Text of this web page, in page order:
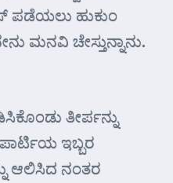
ಪಡೆಯಲು ಹುಕುಂ
ಮನವಿ ಚೇಸ್ತುನ್ನಾನು.
ತೀರ್ಪನ್ನು
ಇಬ್ಬರ
ಆಲಿಸಿದ ನಂತರ